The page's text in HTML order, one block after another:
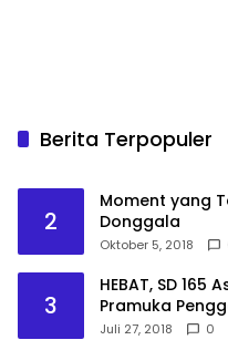
Berita Terpopuler
2
Moment yang
Donggala
Oktober 5, 2018
3
HEBAT, SD
Pramuka
Juli 27, 2018 0